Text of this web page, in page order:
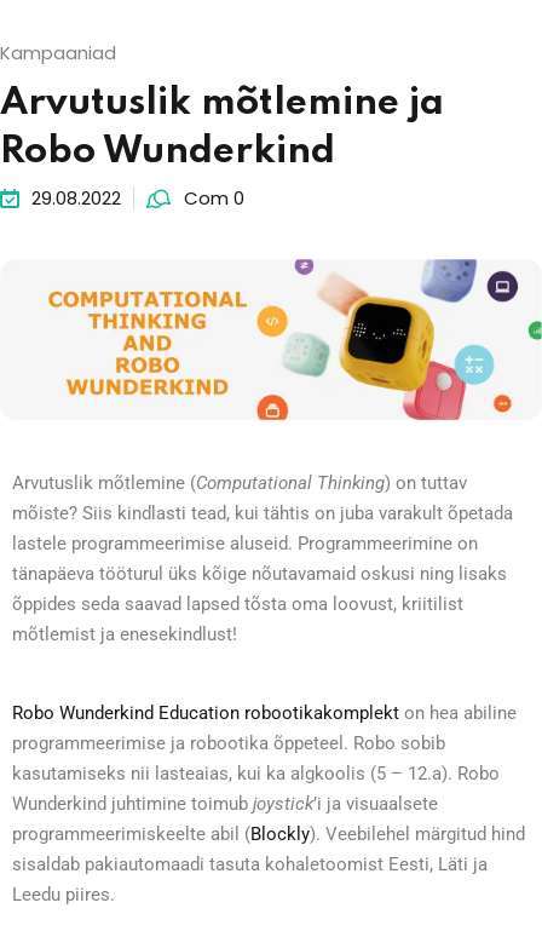
Kampaaniad
Arvutuslik mõtlemine ja
Robo Wunderkind
29.08.2022 Com 0
Arvutuslik mõtlemine (Computational Thinking) on tuttav
mõiste? Siis kindlasti tead, kui tähtis on juba varakult õpetada
lastele programmeerimise aluseid. Programmeerimine on
tänapäeva tööturul üks kõige nõutavamaid oskusi ning lisaks
õppides seda saavad lapsed tõsta oma loovust, kriitilist
mõtlemist ja enesekindlust!
Robo Wunderkind Education robootikakomplekt on hea abiline
programmeerimise ja robootika õppeteel. Robo sobib
kasutamiseks nii lasteaias, kui ka algkoolis (5 – 12.a). Robo
Wunderkind juhtimine toimub joystick’i ja visuaalsete
programmeerimiskeelte abil (Blockly). Veebilehel märgitud hind
sisaldab pakiautomaadi tasuta kohaletoomist Eesti, Läti ja
Leedu piires.